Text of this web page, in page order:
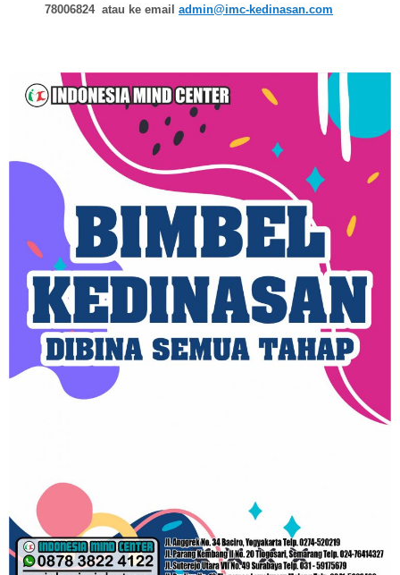
78006824 atau ke email admin@imc-kedinasan.com